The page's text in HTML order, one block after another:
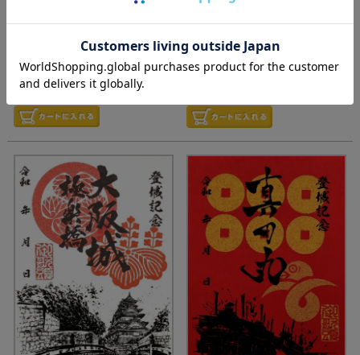
『墨城印』戦国魂オリジナルの
単品でご注文の方はこちらから
どうぞ！
『墨城印』戦国魂オリジナルの
「御城印」
単品でご注文の方はこちらから